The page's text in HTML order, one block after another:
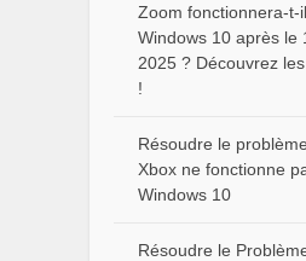
Zoom fonctionnera-t-
Windows 10 après le
2025 ? Découvrez
!
Résoudre le
Xbox ne fonctionne
Windows 10
Résoudre le